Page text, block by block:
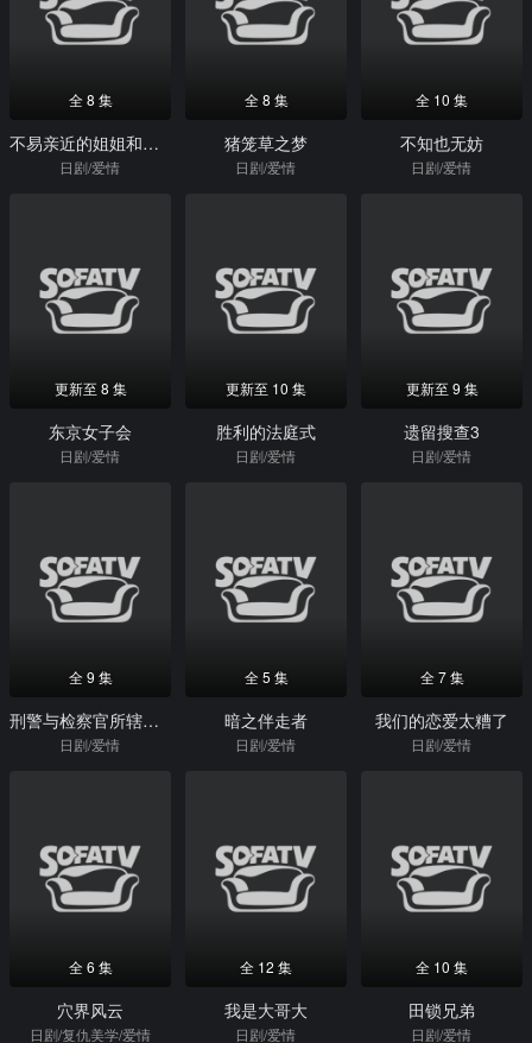
全 8 集
不易亲近的姐姐和狡猾的妹妹
日剧/爱情
全 8 集
猪笼草之梦
日剧/爱情
全 10 集
不知也无妨
日剧/爱情
更新至 8 集
东京女子会
日剧/爱情
更新至 10 集
胜利的法庭式
日剧/爱情
更新至 9 集
遗留搜查3
日剧/爱情
全 9 集
刑警与检察官所辖与地检的24小时
日剧/爱情
全 5 集
暗之伴走者
日剧/爱情
全 7 集
我们的恋爱太糟了
日剧/爱情
全 6 集
穴界风云
日剧/复仇美学/爱情
全 12 集
我是大哥大
日剧/爱情
全 10 集
田锁兄弟
日剧/爱情